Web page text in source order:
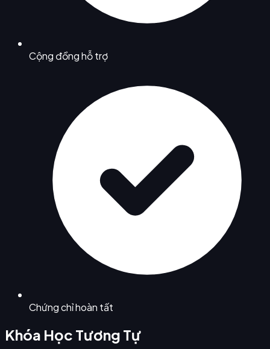
Cộng đồng hỗ trợ
Chứng chỉ hoàn tất
Khóa Học Tương Tự